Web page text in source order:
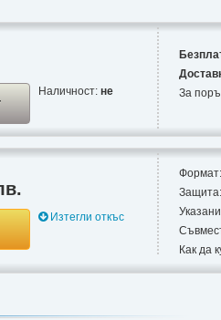
Наличност: не
За
Изтегли откъс
Как да